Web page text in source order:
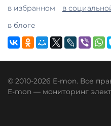
в избранном в
в блоге
© 2010-2026 E-mon. Все
E-mon — мониторинг